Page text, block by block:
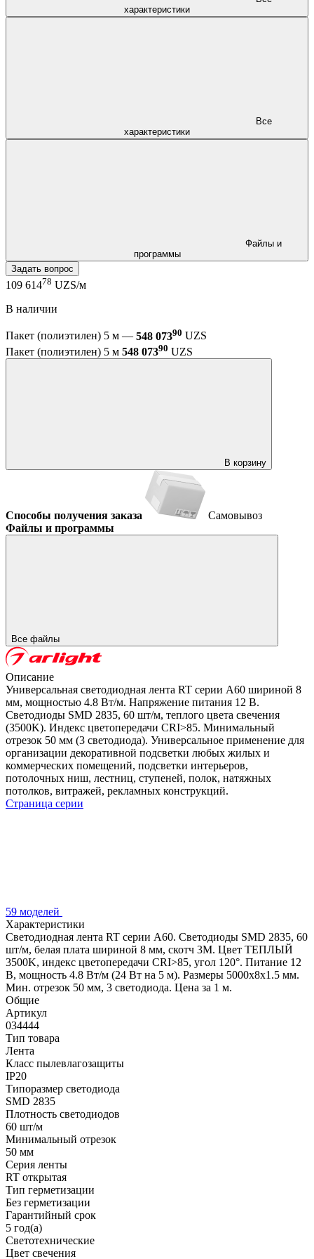
характеристики
характеристики
программы
Задать вопрос
109 61478 UZS/м
В наличии
Пакет (полиэтилен) 5 м — 548 07390 UZS
Пакет (полиэтилен) 5 м 548 07390 UZS
В корзину
Способы получения заказа
Самовывоз
Файлы и программы
Все файлы
Описание
Универсальная светодиодная лента RT серии A60 шириной 8
мм, мощностью 4.8 Вт/м. Напряжение питания 12 В.
Светодиоды SMD 2835, 60 шт/м, теплого цвета свечения
(3500K). Индекс цветопередачи CRI>85. Минимальный
отрезок 50 мм (3 светодиода). Универсальное применение для
организации декоративной подсветки любых жилых и
коммерческих помещений, подсветки интерьеров,
потолочных ниш, лестниц, ступеней, полок, натяжных
потолков, витражей, рекламных конструкций.
Страница серии
59 моделей
Характеристики
Светодиодная лента RT серии A60. Светодиоды SMD 2835, 60
шт/м, белая плата шириной 8 мм, скотч 3M. Цвет ТЕПЛЫЙ
3500K, индекс цветопередачи CRI>85, угол 120°. Питание 12
В, мощность 4.8 Вт/м (24 Вт на 5 м). Размеры 5000x8x1.5 мм.
Мин. отрезок 50 мм, 3 светодиода. Цена за 1 м.
Общие
Артикул
034444
Тип товара
Лента
Класс пылевлагозащиты
IP20
Типоразмер светодиода
SMD 2835
Плотность светодиодов
60 шт/м
Минимальный отрезок
50 мм
Серия ленты
RT открытая
Тип герметизации
Без герметизации
Гарантийный срок
5 год(а)
Светотехнические
Цвет свечения